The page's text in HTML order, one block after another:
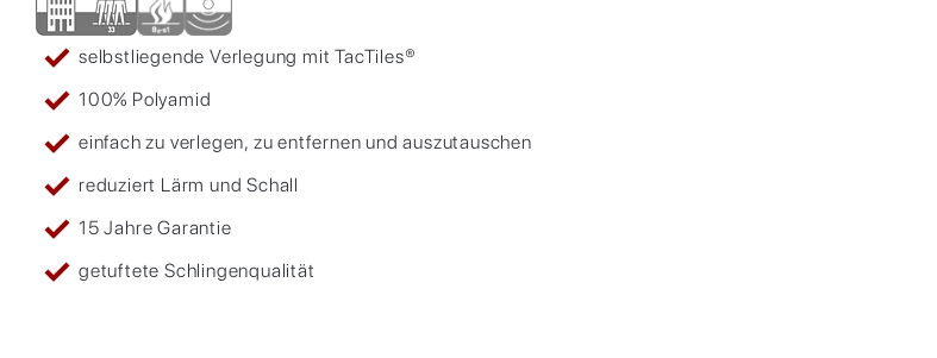
selbstliegende Verlegung mit TacTiles®
100% Polyamid
einfach zu verlegen, zu entfernen und auszutauschen
reduziert Lärm und Schall
15 Jahre Garantie
getuftete Schlingenqualität